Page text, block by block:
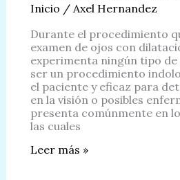
Inicio / Axel Hernandez
Durante el procedimiento
examen de ojos con
experimenta ningún tipo de
ser un procedimiento
el paciente y eficaz para
en la visión o posibles
presenta comúnmente en
las cuales
¡Examen
Leer más »